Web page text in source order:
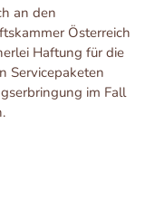
an den
Österreich
Haftung für die
Servicepaketen
im Fall